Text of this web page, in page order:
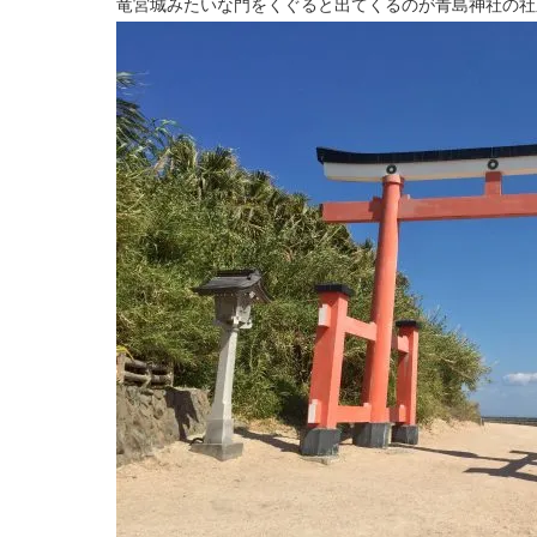
竜宮城みたいな門をくぐると出てくるのが青島神社の